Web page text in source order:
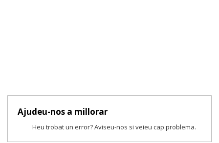
Ajudeu-nos a millorar
Heu trobat un error? Aviseu-nos si veieu cap problema.